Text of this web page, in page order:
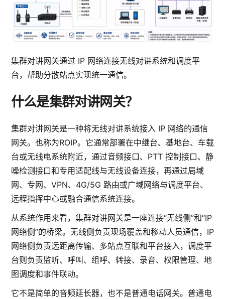
集群对讲网关通过 IP 网络连接无线对讲系统和调度平
台，帮助分散站点实现统一通信。
什么是集群对讲网关？
集群对讲网关是一种将无线对讲系统接入 IP 网络的通信
网关。也称为ROIP。它通常部署在中继台、基地台、车载
台或无线电系统附近，通过音频接口、PTT 控制接口、静
噪检测接口和专用适配线与无线设备连接，再通过局域
网、专网、VPN、4G/5G 路由或广域网络与调度平台、
远程指挥中心或融合通信系统连接。
从系统作用来看，集群对讲网关是一座连接“无线侧”和“IP
网络侧”的桥梁。无线侧负责现场覆盖和移动人员通信，IP
网络侧负责远距离传输、多站点互联和平台接入，调度平
台则负责监听、呼叫、组呼、转接、录音、权限管理、地
图调度和事件联动。
它不是简单的音频延长器，也不是普通电话网关。普通电